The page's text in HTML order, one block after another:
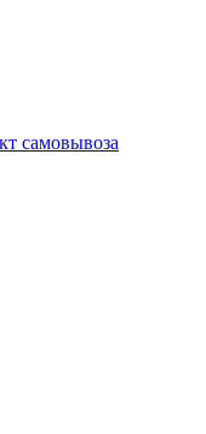
самовывоза